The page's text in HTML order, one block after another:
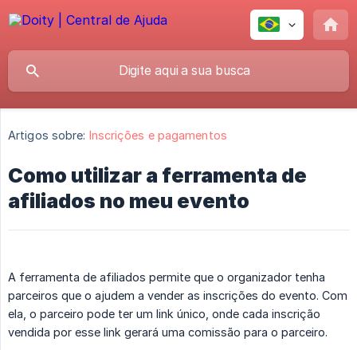
Artigos sobre: Inscrições e pagamentos
Como utilizar a ferramenta de
afiliados no meu evento
A ferramenta de afiliados permite que o organizador tenha
parceiros que o ajudem a vender as inscrições do evento. Com
ela, o parceiro pode ter um link único, onde cada inscrição
vendida por esse link gerará uma comissão para o parceiro.